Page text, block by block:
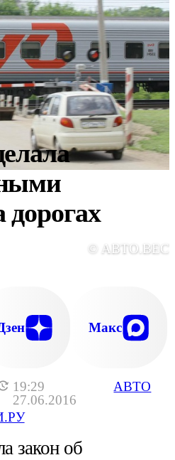
19:29
27.06.2016
АВТО
©
Макс
закон об